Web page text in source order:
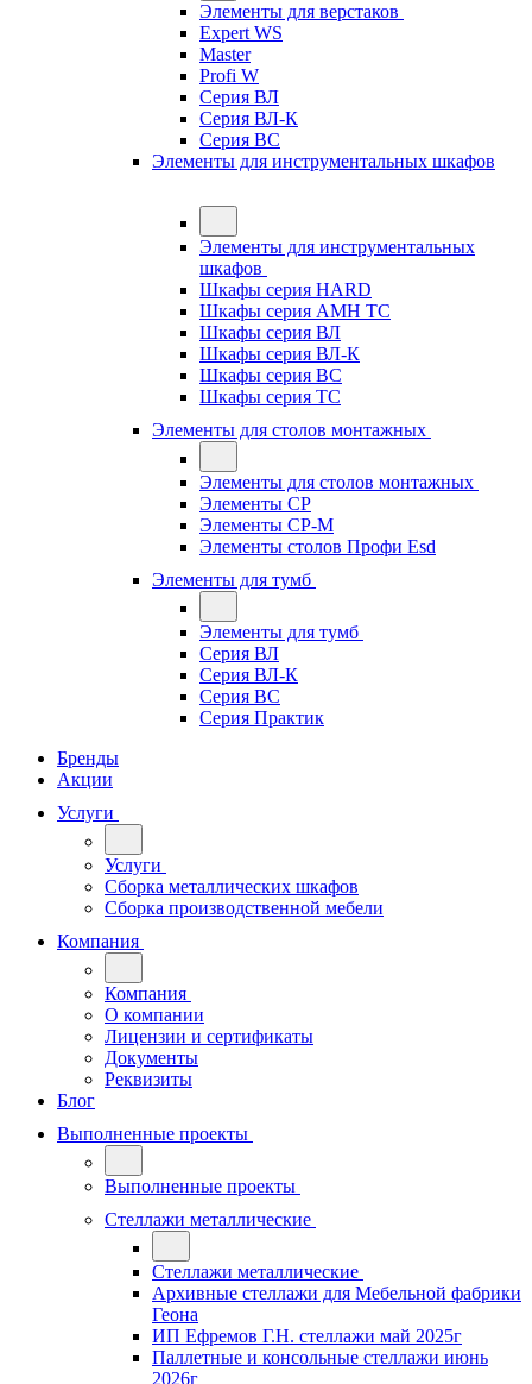
Элементы для верстаков
Expert WS
Master
Profi W
Серия ВЛ
Серия ВЛ-К
Серия ВС
Элементы для инструментальных шкафов
Элементы для инструментальных
шкафов
Шкафы серия HARD
Шкафы серия АМН ТС
Шкафы серия ВЛ
Шкафы серия ВЛ-К
Шкафы серия ВС
Шкафы серия ТС
Элементы для столов монтажных
Элементы для столов монтажных
Элементы СР
Элементы СР-М
Элементы столов Профи Esd
Элементы для тумб
Элементы для тумб
Серия ВЛ
Серия ВЛ-К
Серия ВС
Серия Практик
Бренды
Акции
Услуги
Услуги
Сборка металлических шкафов
Сборка производственной мебели
Компания
Компания
О компании
Лицензии и сертификаты
Документы
Реквизиты
Блог
Выполненные проекты
Выполненные проекты
Стеллажи металлические
Стеллажи металлические
Архивные стеллажи для Мебельной фабрики
Геона
ИП Ефремов Г.Н. стеллажи май 2025г
Паллетные и консольные стеллажи июнь
2026г